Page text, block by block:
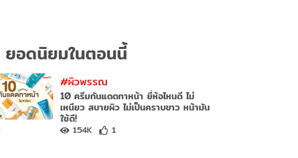
ยอดนิยมในตอนนี้
#ผิวพรรณ
10 ครีมกันแดดทาหน้า ยี่ห้อไหนดี ไม่
เหนียว สบายผิว ไม่เป็นคราบขาว หน้ามัน
ใช้ดี!
154K 1